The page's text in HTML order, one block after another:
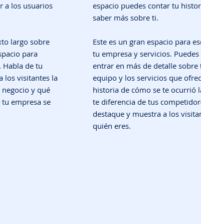
a los usuarios
largo sobre
para
Habla de tu
los visitantes la
y qué
empresa se
espacio puedes contar tu
saber más sobre ti.
Este es un gran espacio para
tu empresa y servicios.
entrar en más de detalle
equipo y los servicios que
historia de cómo se te ocurrió
te diferencia de tus
destaque y muestra a los
quién eres.